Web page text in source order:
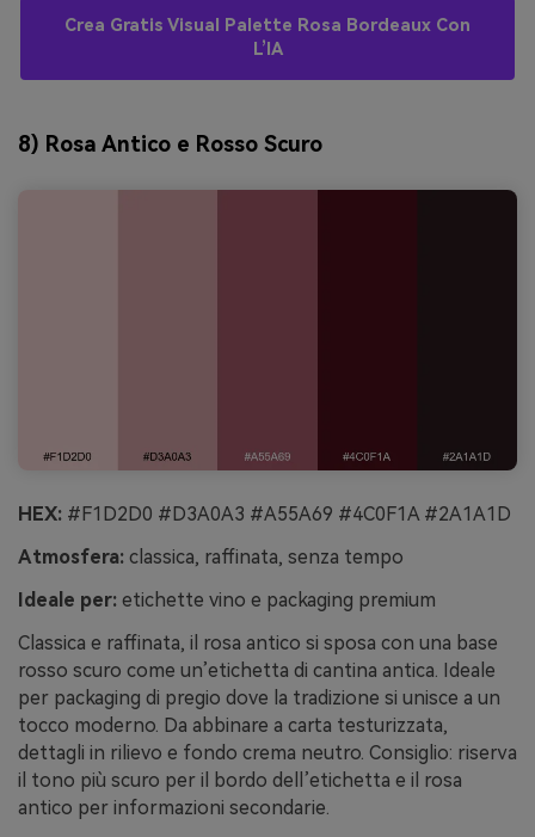
Crea Gratis Visual Palette Rosa Bordeaux Con
L’IA
8) Rosa Antico e Rosso Scuro
HEX: #F1D2D0 #D3A0A3 #A55A69 #4C0F1A #2A1A1D
Atmosfera: classica, raffinata, senza tempo
Ideale per: etichette vino e packaging premium
Classica e raffinata, il rosa antico si sposa con una base
rosso scuro come un’etichetta di cantina antica. Ideale
per packaging di pregio dove la tradizione si unisce a un
tocco moderno. Da abbinare a carta testurizzata,
dettagli in rilievo e fondo crema neutro. Consiglio: riserva
il tono più scuro per il bordo dell’etichetta e il rosa
antico per informazioni secondarie.